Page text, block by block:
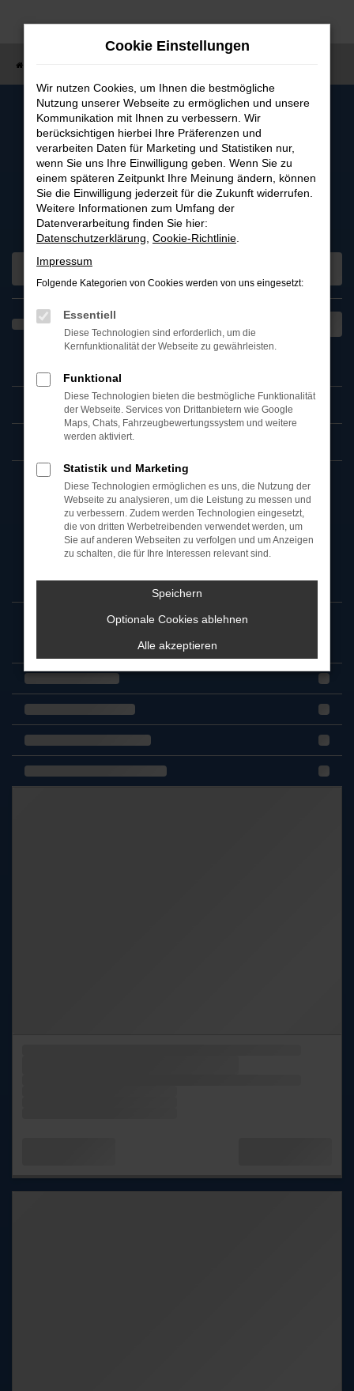
Zum
Fahrzeugsuche
Cookie Einstellungen
Wir nutzen Cookies, um Ihnen die bestmögliche
Nutzung unserer Webseite zu ermöglichen und unsere
Kommunikation mit Ihnen zu verbessern. Wir
berücksichtigen hierbei Ihre Präferenzen und
verarbeiten Daten für Marketing und Statistiken nur,
wenn Sie uns Ihre Einwilligung geben. Wenn Sie zu
einem späteren Zeitpunkt Ihre Meinung ändern, können
Sie die Einwilligung jederzeit für die Zukunft widerrufen.
Weitere Informationen zum Umfang der
Datenverarbeitung finden Sie hier:
Datenschutzerklärung Cookie-Richtlinie
Impressum
Folgende Kategorien von Cookies werden von uns eingesetzt:
Essentiell
Diese Technologien sind erforderlich, um die
Kernfunktionalität der Webseite zu gewährleisten.
Funktional
Diese Technologien bieten die bestmögliche Funktionalität
der Webseite. Services von Drittanbietern wie Google
Maps, Chats, Fahrzeugbewertungssystem und weitere
werden aktiviert.
Statistik und Marketing
Diese Technologien ermöglichen es uns, die Nutzung der
Webseite zu analysieren, um die Leistung zu messen und
zu verbessern. Zudem werden Technologien eingesetzt,
die von dritten Werbetreibenden verwendet werden, um
Sie auf anderen Webseiten zu verfolgen und um Anzeigen
zu schalten, die für Ihre Interessen relevant sind.
Speichern
Optionale Cookies ablehnen
Alle akzeptieren